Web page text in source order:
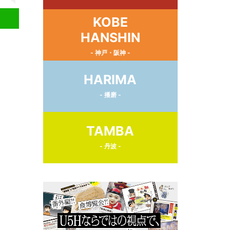
KOBE
HANSHIN
- 神戸・阪神 -
HARIMA
- 播磨 -
TAMBA
- 丹波 -